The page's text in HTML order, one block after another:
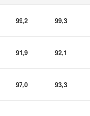
99,2 99,3
91,9 92,1
97,0 93,3